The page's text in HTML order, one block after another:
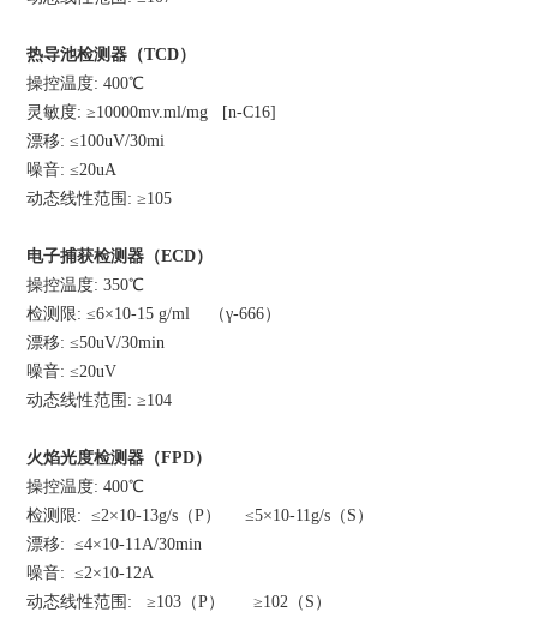
热导池检测器（TCD）
操控温度: 400℃
灵敏度: ≥10000mv.ml/mg [n-C16]
漂移: ≤100uV/30mi
噪音: ≤20uA
动态线性范围: ≥105
电子捕获检测器（ECD）
操控温度: 350℃
检测限: ≤6×10-15 g/ml （γ-666）
漂移: ≤50uV/30min
噪音: ≤20uV
动态线性范围: ≥104
火焰光度检测器（FPD）
操控温度: 400℃
检测限: ≤2×10-13g/s（P） ≤5×10-11g/s（S）
漂移: ≤4×10-11A/30min
噪音: ≤2×10-12A
动态线性范围: ≥103（P） ≥102（S）